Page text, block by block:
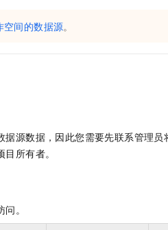
空间的数据源。
源数据，因此您需要先联系管理员
所有者。
。